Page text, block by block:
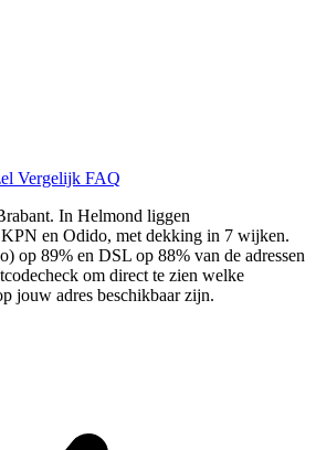
Vergelijk FAQ
In Helmond liggen
en Odido, met dekking in 7 wijken.
op 89% en DSL op 88% van de adressen
om direct te zien welke
jouw adres beschikbaar zijn.